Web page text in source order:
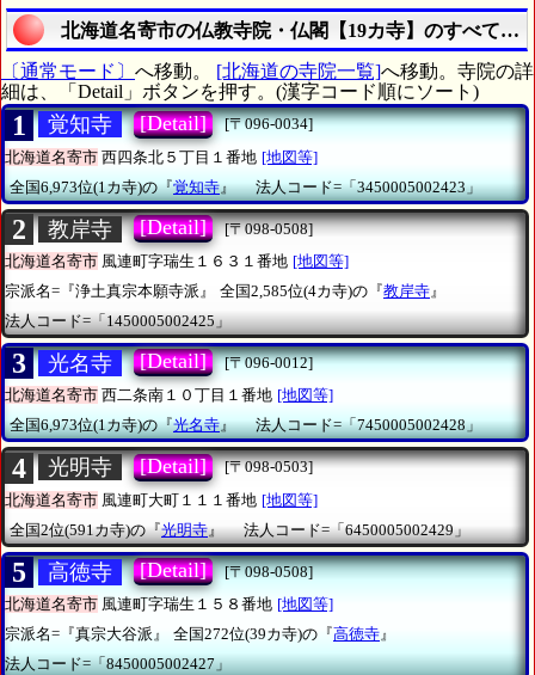
北海道名寄市の仏教寺院・仏閣【19カ寺】のすべてを
〔通常モード〕 へ移動。 [北海道の寺院一覧]へ移動。寺院の詳
細は、「Detail」ボタンを押す。(漢字コード順にソート)
1 覚知寺 [Detail]
[〒096-0034]
北海道名寄市 西四条北５丁目１番地 [地図等]
全国6,973位(1カ寺)の『覚知寺』 法人コード=「3450005002423」
2 教岸寺 [Detail]
[〒098-0508]
北海道名寄市 風連町字瑞生１６３１番地 [地図等]
宗派名=『浄土真宗本願寺派』
全国2,585位(4カ寺)の『教岸寺』
法人コード=「1450005002425」
3 光名寺 [Detail]
[〒096-0012]
北海道名寄市 西二条南１０丁目１番地 [地図等]
全国6,973位(1カ寺)の『光名寺』 法人コード=「7450005002428」
4 光明寺 [Detail]
[〒098-0503]
北海道名寄市 風連町大町１１１番地 [地図等]
全国2位(591カ寺)の『光明寺』 法人コード=「6450005002429」
5 高徳寺 [Detail]
[〒098-0508]
北海道名寄市 風連町字瑞生１５８番地 [地図等]
宗派名=『真宗大谷派』
全国272位(39カ寺)の『高徳寺』
法人コード=「8450005002427」